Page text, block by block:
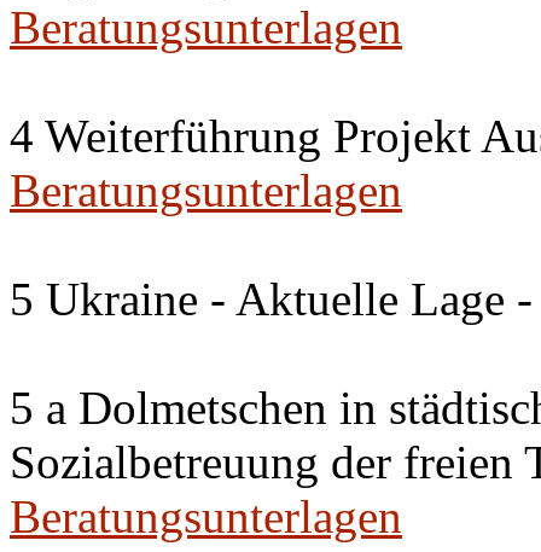
Beratungsunterlagen
4 Weiterführung Projekt
Beratungsunterlagen
5 Ukraine - Aktuelle Lage
5 a Dolmetschen in
Sozialbetreuung der freien
Beratungsunterlagen